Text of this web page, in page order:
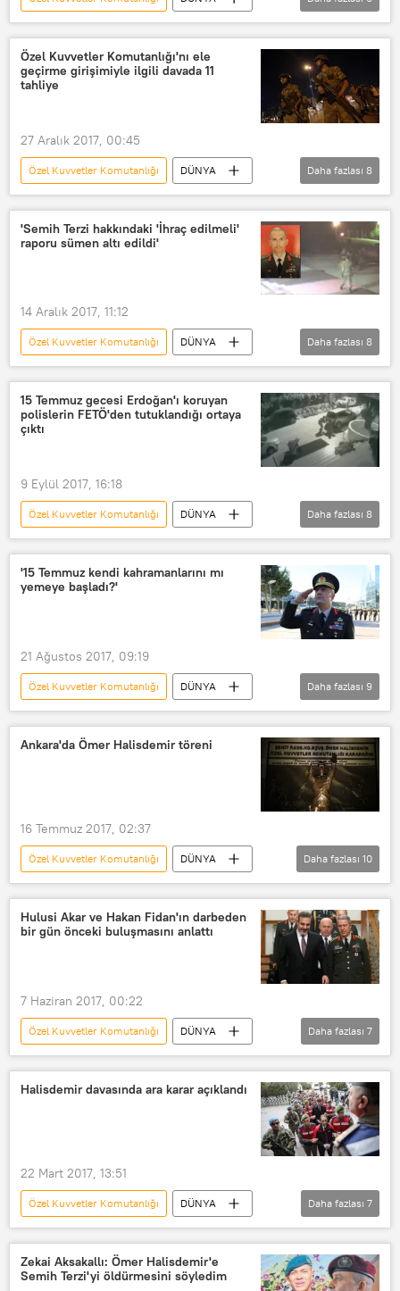
Türkiye
Haberler
TÜRKİYE
Zekai Aksakallı
Semih Terzi
Ömer Halisdemir
Özel Kuvvetler Komutanlığı'nı ele
geçirme girişimiyle ilgili davada 11
tahliye
27 Aralık 2017, 00:45
Özel Kuvvetler Komutanlığı
DÜNYA
Türkiye
Haberler
Ankara
Gölbaşı
Zekai Aksakallı
Semih Terzi
Ömer Halisdemir
Daha fazlası 8
'Semih Terzi hakkındaki 'İhraç edilmeli'
raporu sümen altı edildi'
14 Aralık 2017, 11:12
Özel Kuvvetler Komutanlığı
DÜNYA
Türkiye
Haberler
Darbe girişimi sonrası Türkiye
TÜRKİYE
Semih Terzi
Daha fazlası 8
15 Temmuz gecesi Erdoğan'ı koruyan
polislerin FETÖ'den tutuklandığı ortaya
çıktı
9 Eylül 2017, 16:18
Özel Kuvvetler Komutanlığı
DÜNYA
Türkiye
Haberler
Darbe girişimi sonrası Türkiye
TÜRKİYE
Daha fazlası 8
'15 Temmuz kendi kahramanlarını mı
yemeye başladı?'
21 Ağustos 2017, 09:19
Özel Kuvvetler Komutanlığı
DÜNYA
SAVUNMA
Türkiye
Haberler
POLİTİKA
TÜRKİYE
Daha fazlası 9
Ankara'da Ömer Halisdemir töreni
16 Temmuz 2017, 02:37
Özel Kuvvetler Komutanlığı
DÜNYA
Türkiye
Haberler
15 Temmuz darbe girişiminin birinci yılı
TÜRKİYE
Ankara
Resmi tören
Anma töreni
Daha fazlası 10
Hulusi Akar ve Hakan Fidan'ın darbeden
bir gün önceki buluşmasını anlattı
7 Haziran 2017, 00:22
Özel Kuvvetler Komutanlığı
DÜNYA
Türkiye
Haberler
Darbe girişimi sonrası Türkiye
Daha fazlası 7
Halisdemir davasında ara karar açıklandı
22 Mart 2017, 13:51
Özel Kuvvetler Komutanlığı
DÜNYA
Türkiye
Haberler
TÜRKİYE
Ömer Halisdemir
Fatih Şahin
Ankara 14'üncü Ağır Ceza Mahkemesi
Daha fazlası 7
Zekai Aksakallı: Ömer Halisdemir'e
Semih Terzi'yi öldürmesini söyledim